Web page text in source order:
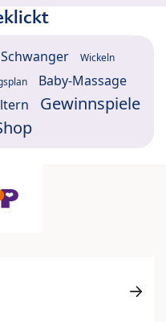
Schwanger Wickeln
Baby-Massage
Gewinnspiele